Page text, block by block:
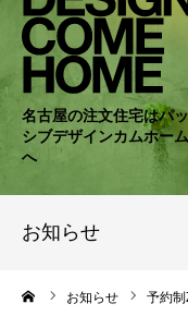
名古屋の注文住宅はパッ
シブデザインカムホーム
へ
お知らせ
お知らせ 予約
WORKS
COMPANY
CONCEPT